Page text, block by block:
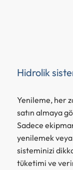
Hidrolik
Yenileme, her
satın almaya
Sadece
yenilemek
sisteminizi
tüketimi ve